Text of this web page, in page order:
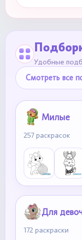
Удобные
Смотреть все
Милые
257 раскрасок
Для
172 раскраски